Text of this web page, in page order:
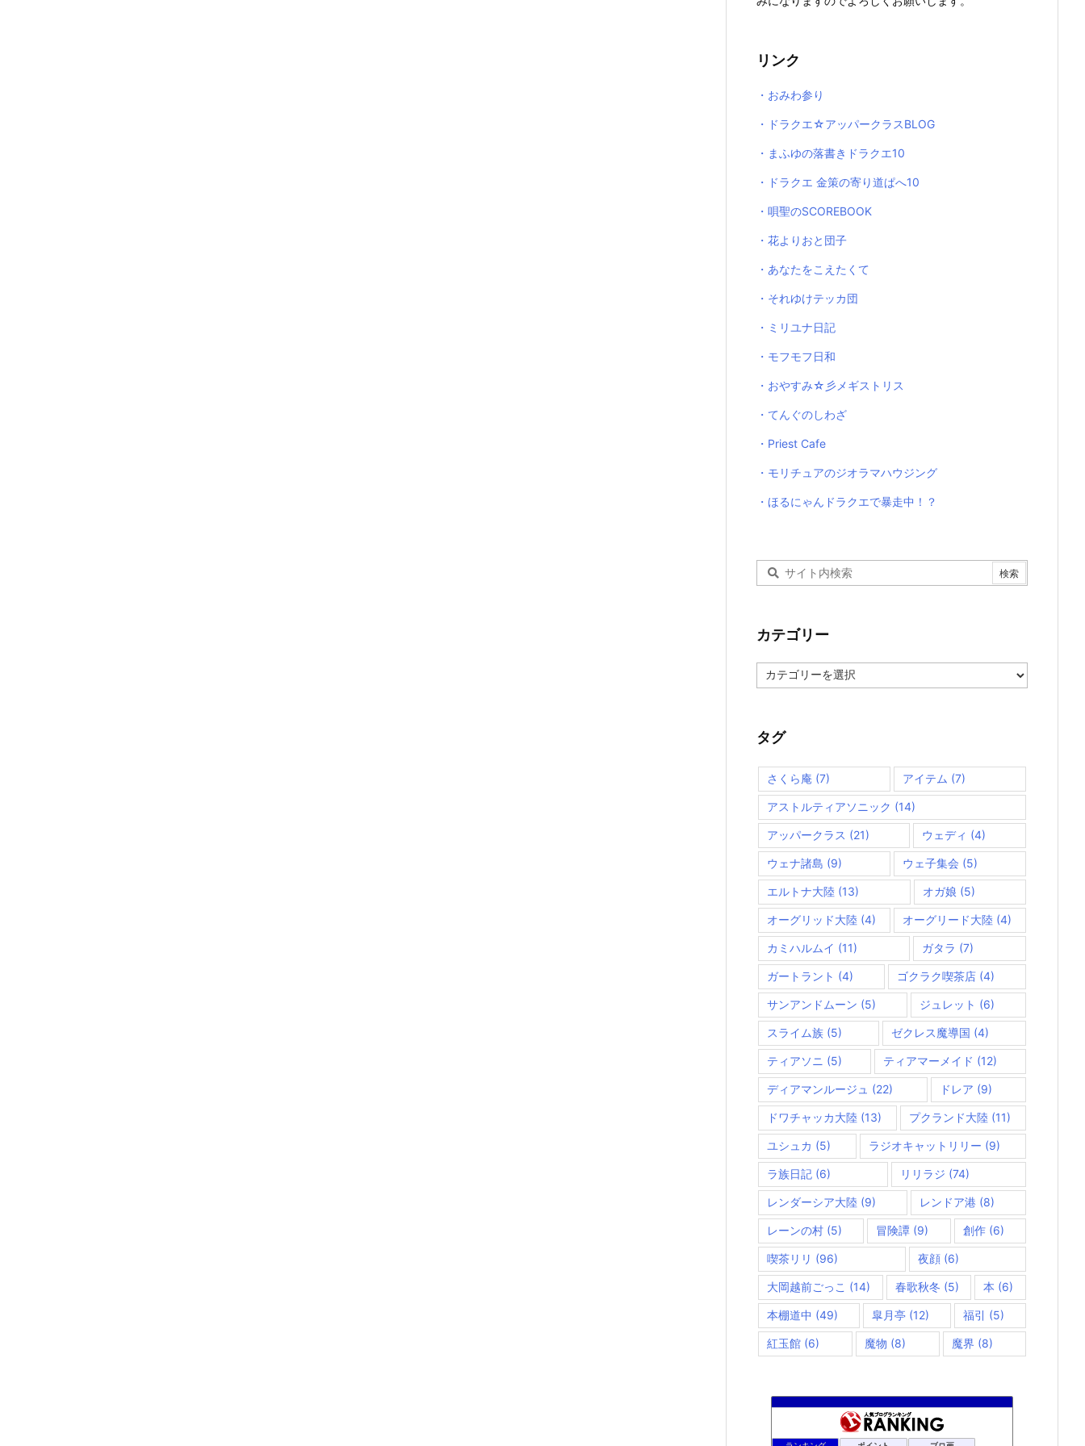
リンク
・おみわ参り
・ドラクエ☆アッパークラスBLOG
・まふゆの落書きドラクエ10
・ドラクエ 金策の寄り道ぱへ10
・唄聖のSCOREBOOK
・花よりおと団子
・あなたをこえたくて
・それゆけテッカ団
・ミリユナ日記
・モフモフ日和
・おやすみ☆彡メギストリス
・てんぐのしわざ
・Priest Cafe
・モリチュアのジオラマハウジング
・ほるにゃんドラクエで暴走中！？
カテゴリー
テ
ー
タグ
さくら庵 (7) アイテム (7)
アストルティアソニック (14)
アッパークラス (21) ウェディ (4)
ウェナ諸島 (9) ウェ子集会 (5)
エルトナ大陸 (13) オガ娘 (5)
オーグリッド大陸 (4) オーグリード大陸 (4)
カミハルムイ (11) ガタラ (7)
ガートラント (4) ゴクラク喫茶店 (4)
サンアンドムーン (5) ジュレット (6)
スライム族 (5) ゼクレス魔導国 (4)
ティアソニ (5) ティアマーメイド (12)
ディアマンルージュ (22) ドレア (9)
ドワチャッカ大陸 (13) プクランド大陸 (11)
ユシュカ (5) ラジオキャットリリー (9)
ラ族日記 (6) リリラジ (74)
レンダーシア大陸 (9) レンドア港 (8)
レーンの村 (5) 冒険譚 (9) 創作(6)
喫茶リリ (96) 夜顔(6)
大岡越前ごっこ (14) 春歌秋冬 (5) 本 (6)
本棚道中 (49) 皐月亭 (12) 福引 (5)
紅玉館 (6) 魔物 (8) 魔界 (8)
咲くやこのはな